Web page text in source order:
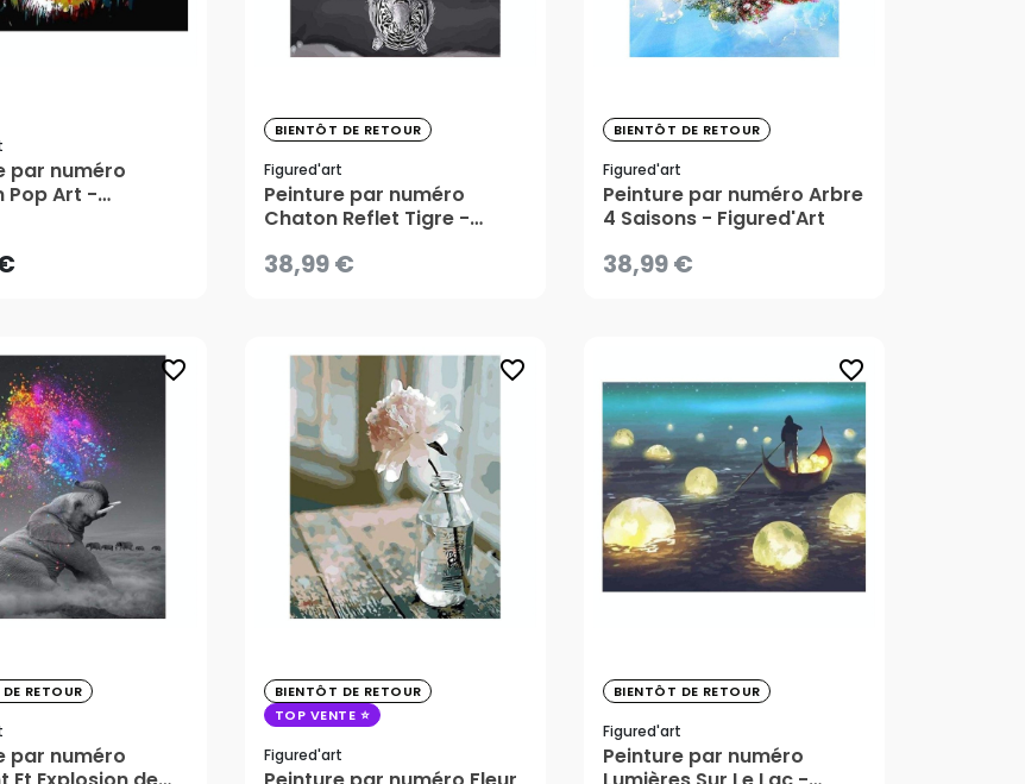
par numéro
Pop Art -
AU PANIER
BIENTÔT DE RETOUR
Figured'art
Peinture par numéro
Chaton Reflet Tigre -
38,99 €
38,99 €
CRÉER UNE ALERTE
BIENTÔT DE RETOUR
Figured'art
Peinture par numéro Arbre
4 Saisons - Figured'Art
38,99 €
38,99 €
CRÉER UNE ALERTE
favorite_border
RETOUR
par numéro
favorite_border
BIENTÔT DE RETOUR
TOP VENTE
Figured'art
38,99 €
favorite_border
BIENTÔT DE RETOUR
Figured'art
Peinture par numéro
38,99 €